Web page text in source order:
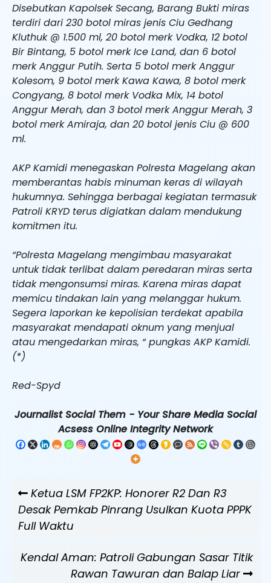
Disebutkan Kapolsek Secang, Barang Bukti miras
terdiri dari 230 botol miras jenis Ciu Gedhang
Kluthuk @ 1.500 ml, 20 botol merk Vodka, 12 botol
Bir Bintang, 5 botol merk Ice Land, dan 6 botol
merk Anggur Putih. Serta 5 botol merk Anggur
Kolesom, 9 botol merk Kawa Kawa, 8 botol merk
Congyang, 8 botol merk Vodka Mix, 14 botol
Anggur Merah, dan 3 botol merk Anggur Merah, 3
botol merk Amiraja, dan 20 botol jenis Ciu @ 600
ml.
AKP Kamidi menegaskan Polresta Magelang akan
memberantas habis minuman keras di wilayah
hukumnya. Sehingga berbagai kegiatan termasuk
Patroli KRYD terus digiatkan dalam mendukung
komitmen itu.
“Polresta Magelang mengimbau masyarakat
untuk tidak terlibat dalam peredaran miras serta
tidak mengonsumsi miras. Karena miras dapat
memicu tindakan lain yang melanggar hukum.
Segera laporkan ke kepolisian terdekat apabila
masyarakat mendapati oknum yang menjual
atau mengedarkan miras, “ pungkas AKP Kamidi.
(*)
Red-Spyd
Journalist Social Them - Your Share Media Social
Acsess Online Integrity Network
pos
Previous
Post
Ketua LSM FP2KP: Honorer R2 Dan R3
Desak Pemkab Pinrang Usulkan Kuota PPPK
Full Waktu
Next
Kendal Aman: Patroli Gabungan Sasar Titik
Rawan Tawuran dan Balap Liar